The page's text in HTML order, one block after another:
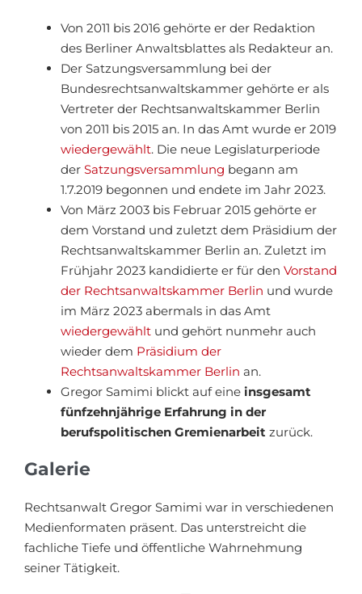
Von 2011 bis 2016 gehörte er der Redaktion
des Berliner Anwaltsblattes als Redakteur an.
Der Satzungsversammlung bei der
Bundesrechtsanwaltskammer gehörte er als
Vertreter der Rechtsanwaltskammer Berlin
von 2011 bis 2015 an. In das Amt wurde er 2019
wiedergewählt. Die neue Legislaturperiode
der Satzungsversammlung begann am
1.7.2019 begonnen und endete im Jahr 2023.
Von März 2003 bis Februar 2015 gehörte er
dem Vorstand und zuletzt dem Präsidium der
Rechtsanwaltskammer Berlin an. Zuletzt im
Frühjahr 2023 kandidierte er für den Vorstand
der Rechtsanwaltskammer Berlin und wurde
im März 2023 abermals in das Amt
wiedergewählt und gehört nunmehr auch
wieder dem Präsidium der
Rechtsanwaltskammer Berlin an.
Gregor Samimi blickt auf eine insgesamt
fünfzehnjährige Erfahrung in der
berufspolitischen Gremienarbeit zurück.
Galerie
Rechtsanwalt Gregor Samimi war in verschiedenen
Medienformaten präsent. Das unterstreicht die
fachliche Tiefe und öffentliche Wahrnehmung
seiner Tätigkeit.